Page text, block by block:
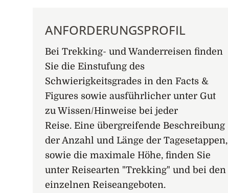
ANFORDERUNGSPROFIL
Bei Trekking- und Wanderreisen finden
Sie die Einstufung des
Schwierigkeitsgrades in den Facts &
Figures sowie ausführlicher unter Gut
zu Wissen/Hinweise bei jeder
Reise. Eine übergreifende Beschreibung
der Anzahl und Länge der Tagesetappen,
sowie die maximale Höhe, finden Sie
unter Reisearten "Trekking" und bei den
einzelnen Reiseangeboten.